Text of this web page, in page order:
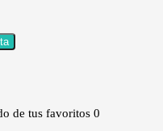
de tus favoritos 0